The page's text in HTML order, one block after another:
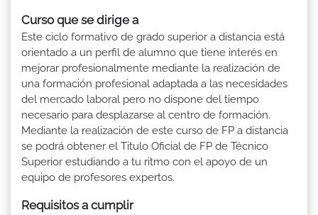
Curso que se dirige a
Este ciclo formativo de grado superior a distancia está
orientado a un perfil de alumno que tiene interés en
mejorar profesionalmente mediante la realización de
una formación profesional adaptada a las necesidades
del mercado laboral pero no dispone del tiempo
necesario para desplazarse al centro de formación.
Mediante la realización de este curso de FP a distancia
se podrá obtener el Titulo Oficial de FP de Técnico
Superior estudiando a tu ritmo con el apoyo de un
equipo de profesores expertos.
Requisitos a cumplir